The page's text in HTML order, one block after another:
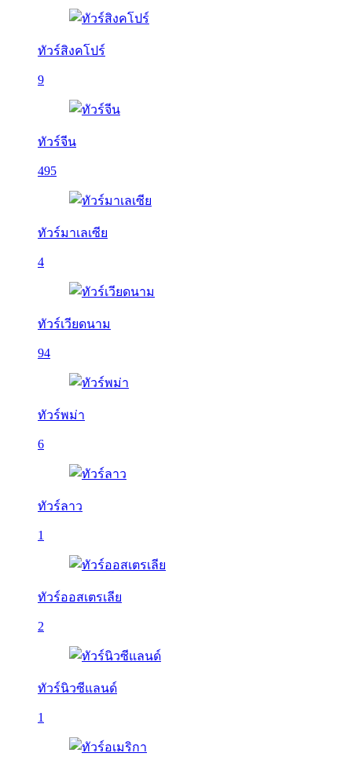
ทัวร์สิงคโปร์
9
ทัวร์จีน
495
ทัวร์มาเลเซีย
4
ทัวร์เวียดนาม
94
ทัวร์พม่า
6
ทัวร์ลาว
1
ทัวร์ออสเตรเลีย
2
ทัวร์นิวซีแลนด์
1